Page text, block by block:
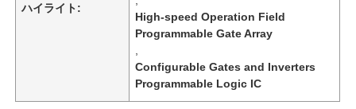
ハイライト:
High-speed Operation Field
Programmable Gate Array
Configurable Gates and Inverters
Programmable Logic IC